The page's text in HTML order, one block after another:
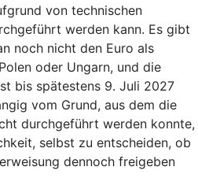
von technischen
werden kann. Es gibt
noch nicht den Euro als
oder Ungarn, und die
bis spätestens 9. Juli 2027
vom Grund, aus dem die
durchgeführt werden konnte,
selbst zu entscheiden, ob
dennoch freigeben